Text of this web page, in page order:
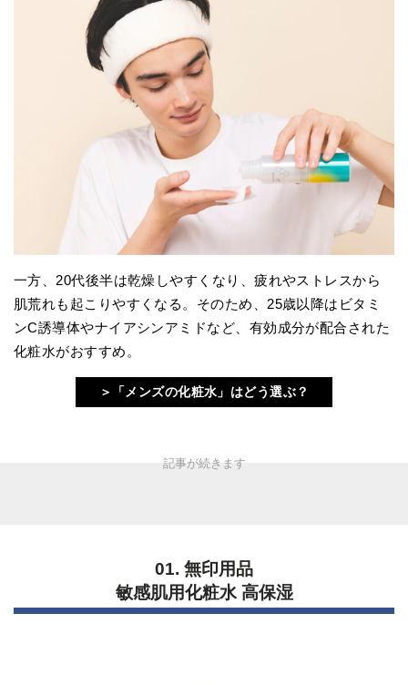
一方、20代後半は乾燥しやすくなり、疲れやストレスから
肌荒れも起こりやすくなる。そのため、25歳以降はビタミ
ンC誘導体やナイアシンアミドなど、有効成分が配合された
化粧水がおすすめ。
＞「メンズの化粧水」はどう選ぶ？
01. 無印用品
敏感肌用化粧水 高保湿